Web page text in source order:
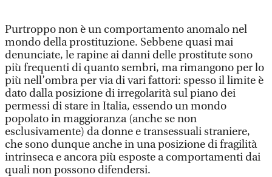
Purtroppo non è un comportamento anomalo nel
mondo della prostituzione. Sebbene quasi mai
denunciate, le rapine ai danni delle prostitute sono
più frequenti di quanto sembri, ma rimangono per lo
più nell’ombra per via di vari fattori: spesso il limite è
dato dalla posizione di irregolarità sul piano dei
permessi di stare in Italia, essendo un mondo
popolato in maggioranza (anche se non
esclusivamente) da donne e transessuali straniere,
che sono dunque anche in una posizione di fragilità
intrinseca e ancora più esposte a comportamenti dai
quali non possono difendersi.